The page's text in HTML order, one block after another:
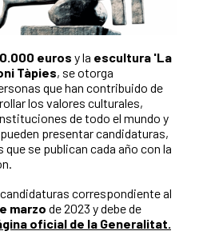
euros y la escultura 'La
Tàpies, se otorga
que han contribuido de
los valores culturales,
de todo el mundo y
presentar candidaturas,
que se publican cada año con la
correspondiente al
marzo de 2023 y debe de
oficial de la Generalitat.